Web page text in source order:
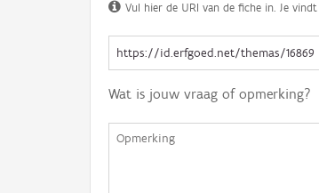
Vul hier de URI van de fiche in. Je
Wat is jouw vraag of opmerking?